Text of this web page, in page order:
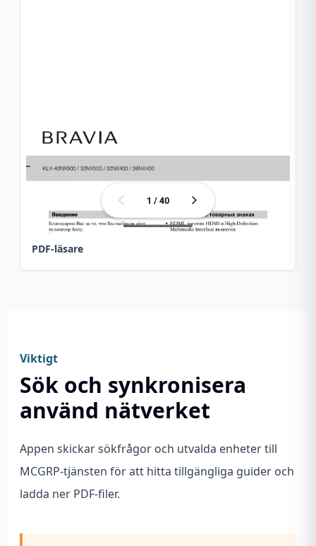
PDF-läsare
Viktigt
Sök och synkronisera
använd nätverket
Appen skickar sökfrågor och utvalda enheter till
MCGRP-tjänsten för att hitta tillgängliga guider och
ladda ner PDF-filer.